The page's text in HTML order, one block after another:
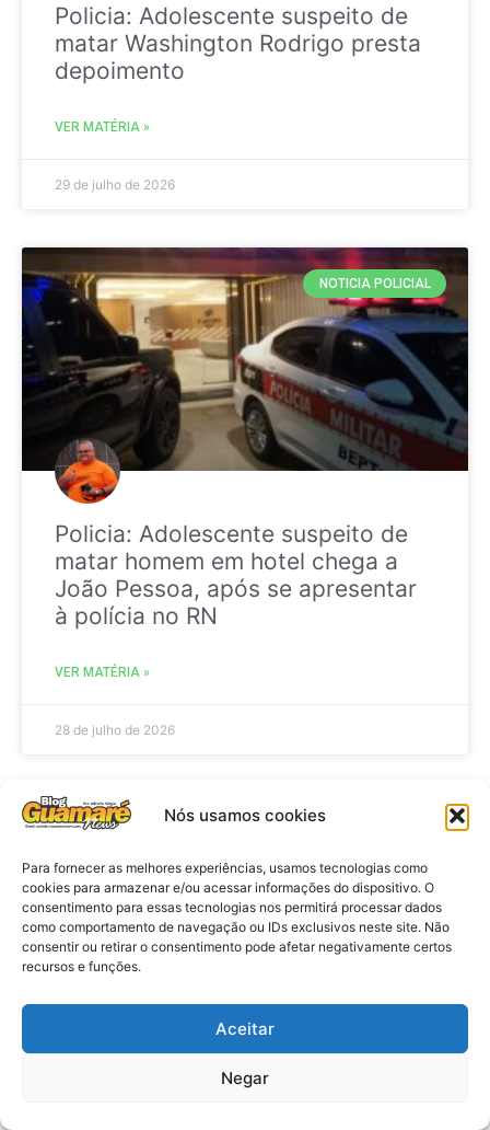
Nós usamos cookies
Para fornecer as melhores experiências, usamos tecnologias como
cookies para armazenar e/ou acessar informações do dispositivo. O
consentimento para essas tecnologias nos permitirá processar dados
como comportamento de navegação ou IDs exclusivos neste site. Não
consentir ou retirar o consentimento pode afetar negativamente certos
recursos e funções.
Aceitar
Negar
Policia: Adolescente suspeito de
matar Washington Rodrigo presta
depoimento
VER MATÉRIA »
29 de julho de 2026
NOTICIA POLICIAL
Policia: Adolescente suspeito de
matar homem em hotel chega a
João Pessoa, após se apresentar
à polícia no RN
VER MATÉRIA »
28 de julho de 2026
Eleições 2026: procuradores e